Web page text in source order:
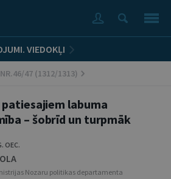
VIEDOKĻI
47 (1312/1313)
labuma
– šobrīd un turpmāk
OEC.
Nozaru politikas departamenta